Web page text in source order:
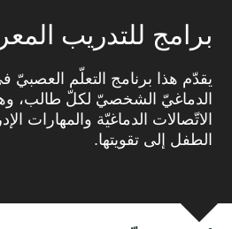
برامج للتدريب
يقدّم هذا برنامج التعلّم
الدماغيّ الشخصيّ لكلّ طالب،
الاتّصالات الدماغيّة والمهارات
الطفل إلى تقويتها.